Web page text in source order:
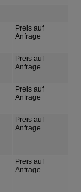
Preis auf
Anfrage
Preis auf
Anfrage
Preis auf
Anfrage
Preis auf
Anfrage
Preis auf
Anfrage